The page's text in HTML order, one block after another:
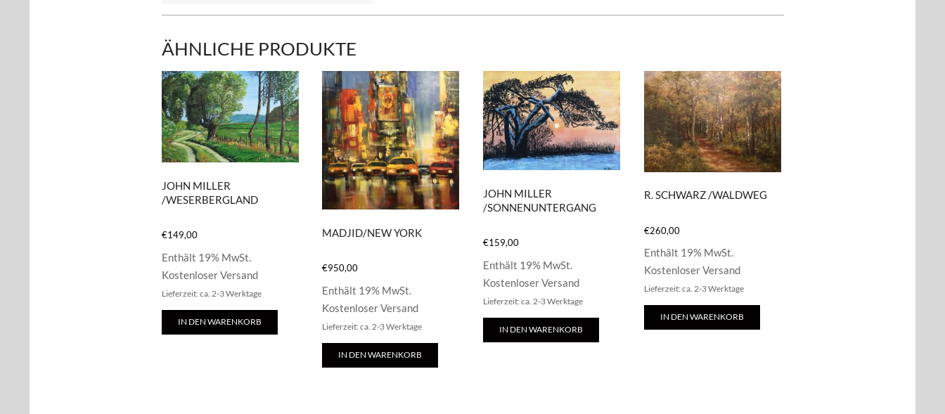
ÄHNLICHE PRODUKTE
JOHN MILLER
/WESERBERGLAND
€149,00
Enthält 19% MwSt.
Kostenloser Versand
Lieferzeit: ca. 2-3 Werktage
IN DEN WARENKORB
MADJID/NEW YORK
€950,00
Enthält 19% MwSt.
Kostenloser Versand
Lieferzeit: ca. 2-3 Werktage
IN DEN WARENKORB
JOHN MILLER
/SONNENUNTERGANG
€159,00
Enthält 19% MwSt.
Kostenloser Versand
Lieferzeit: ca. 2-3 Werktage
IN DEN WARENKORB
R. SCHWARZ /WALDWEG
€260,00
Enthält 19% MwSt.
Kostenloser Versand
Lieferzeit: ca. 2-3 Werktage
IN DEN WARENKORB